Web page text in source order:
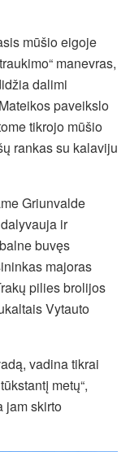
mūšio eigoje
manevras,
dalimi
paveikslo
tikrojo mūšio
rankas su kalaviju
Griunvalde
ir
buvęs
majoras
pilies brolijos
Vytauto
vadina tikrai
metų“,
jam skirto